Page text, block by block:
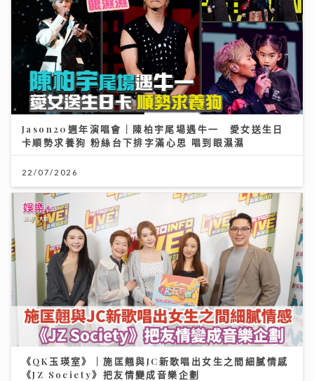
Jason20週年演唱會｜陳柏宇尾場遇牛一 愛女送生日
卡順勢求養狗 粉絲台下排字滿心思 唱到眼濕濕
22/07/2026
《QK玉瑛室》｜施匡翹與JC新歌唱出女生之間細膩情感
《JZ Society》把友情變成音樂企劃